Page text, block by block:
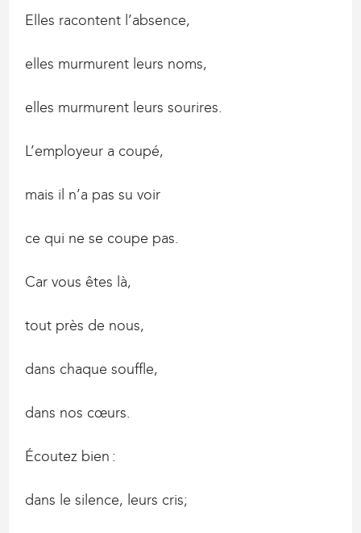
Elles racontent l’absence,
elles murmurent leurs noms,
elles murmurent leurs sourires.
L’employeur a coupé,
mais il n’a pas su voir
ce qui ne se coupe pas.
Car vous êtes là,
tout près de nous,
dans chaque souffle,
dans nos cœurs.
Écoutez bien :
dans le silence, leurs cris;